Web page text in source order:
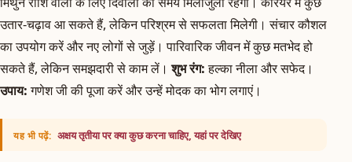
उतार-चढ़ाव आ सकते हैं, लेकिन परिश्रम से सफलता मिलेगी। संचार कौशल
का उपयोग करें और नए लोगों से जुड़ें। पारिवारिक जीवन में कुछ मतभेद हो
सकते हैं, लेकिन समझदारी से काम लें।शुभ रंग:हल्का नीला और सफेद।
उपाय:गणेश जी की पूजा करें और उन्हें मोदक का भोग लगाएं।
यह भी पढ़ें: अक्षय तृतीया पर क्या कुछ करना चाहिए, यहां पर देखिए